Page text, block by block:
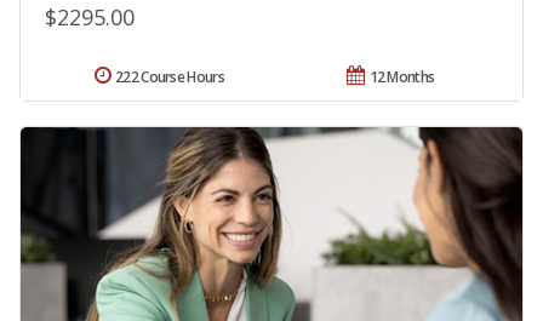
$2295.00
12 Months
222 Course Hours